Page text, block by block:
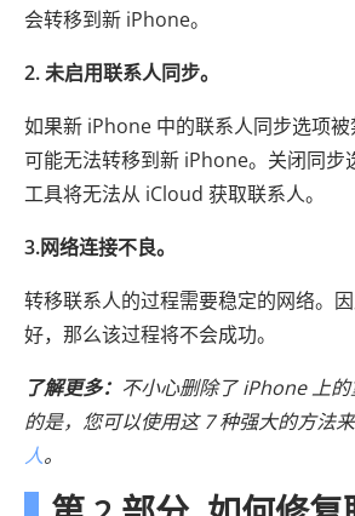
会转移到新 iPhone。
2. 未启用联系人同步。
如果新 iPhone 中的联系人同步选项
可能无法转移到新 iPhone。关闭同
工具将无法从 iCloud 获取联系人。
3.网络连接不良。
转移联系人的过程需要稳定的网络。
好，那么该过程将不会成功。
了解更多： 不小心删除了 iPhone 上
的是，您可以使用这 7 种强大的方法来
人。